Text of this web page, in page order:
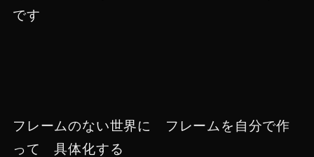
です
フレームのない世界に フレームを自分で作
って 具体化する